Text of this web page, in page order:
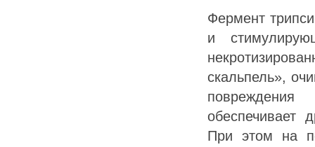
Фермент
и
скальпель»,
обеспечивает
При этом на